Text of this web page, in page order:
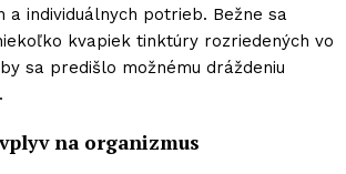
a individuálnych potrieb. Bežne sa
kvapiek tinktúry rozriedených vo
sa predišlo možnému dráždeniu
na organizmus